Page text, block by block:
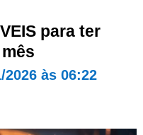
para ter
2026 às 06:22